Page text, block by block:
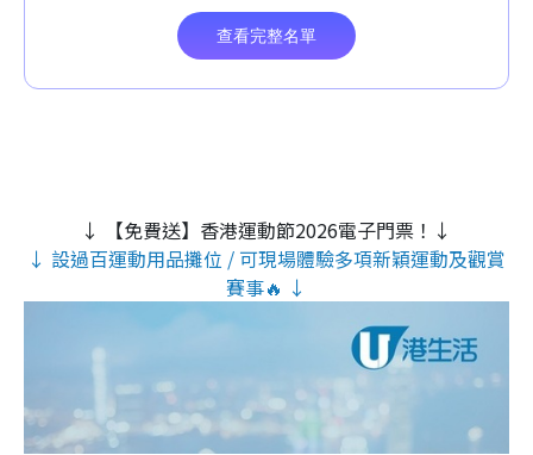
↓ 【免費送】香港運動節2026電子門票！↓
↓ 設過百運動用品攤位 / 可現場體驗多項新穎運動及觀賞
賽事🔥 ↓